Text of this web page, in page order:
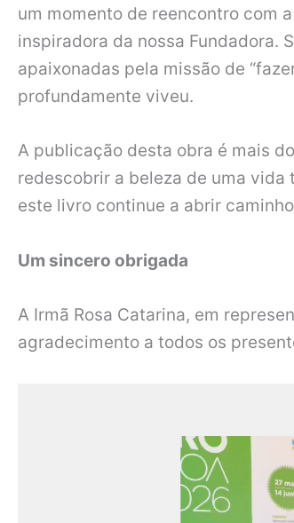
um momento de reencontro com
inspiradora da nossa Fundadora.
apaixonadas pela missão de
profundamente viveu.
A publicação desta obra é mais
redescobrir a beleza de uma vida
este livro continue a abrir
Um sincero obrigada
A Irmã Rosa Catarina, em
agradecimento a todos os